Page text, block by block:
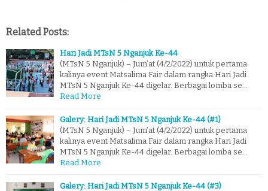
Related Posts:
Hari Jadi MTsN 5 Nganjuk Ke-44
(MTsN 5 Nganjuk) – Jum’at (4/2/2022) untuk pertama
kalinya event Matsalima Fair dalam rangka Hari Jadi
MTsN 5 Nganjuk Ke-44 digelar. Berbagai lomba se…
Read More
Galery: Hari Jadi MTsN 5 Nganjuk Ke-44 (#1)
(MTsN 5 Nganjuk) – Jum’at (4/2/2022) untuk pertama
kalinya event Matsalima Fair dalam rangka Hari Jadi
MTsN 5 Nganjuk Ke-44 digelar. Berbagai lomba se…
Read More
Galery: Hari Jadi MTsN 5 Nganjuk Ke-44 (#3)